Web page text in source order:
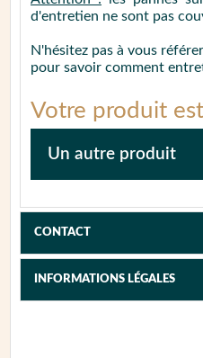
d'entretien ne sont pas
N'hésitez pas à vous
pour savoir comment
Votre produit
Un autre produit
Afin de faciliter la prise
temps, à tester l'appareil
diagnostiquer la panne
notice afin de fournir le
CONTACT
INFORMATIONS LÉGALES